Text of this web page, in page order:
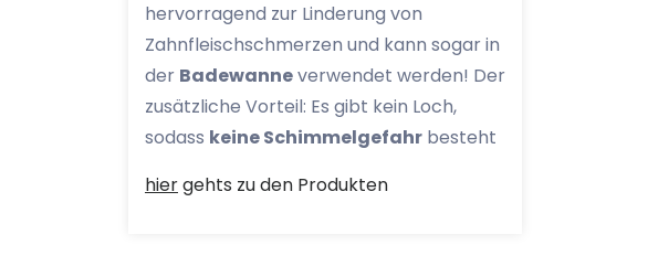
hervorragend zur Linderung von
Zahnfleischschmerzen und kann sogar in
der Badewanneverwendet werden! Der
zusätzliche Vorteil: Es gibt kein Loch,
sodass keine Schimmelgefahr besteht
hiergehts zu den Produkten